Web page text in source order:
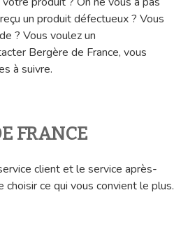
un produit défectueux ? Vous
? Vous voulez un
Bergère de France, vous
à suivre.
FRANCE
client et le service après-
ce qui vous convient le plus.